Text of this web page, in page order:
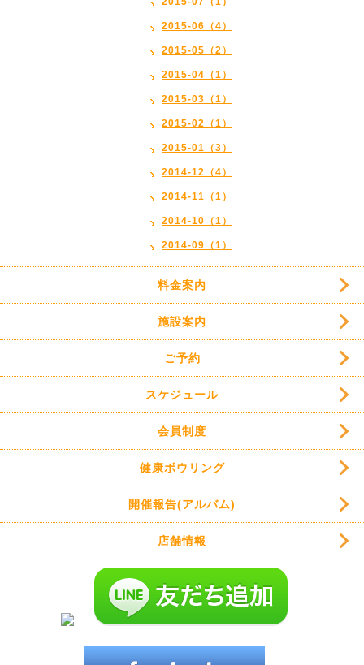
2015-06（4）
2015-05（2）
2015-04（1）
2015-03（1）
2015-02（1）
2015-01（3）
2014-12（4）
2014-11（1）
2014-10（1）
2014-09（1）
料金案内
施設案内
ご予約
スケジュール
会員制度
健康ボウリング
開催報告(アルバム)
店舗情報